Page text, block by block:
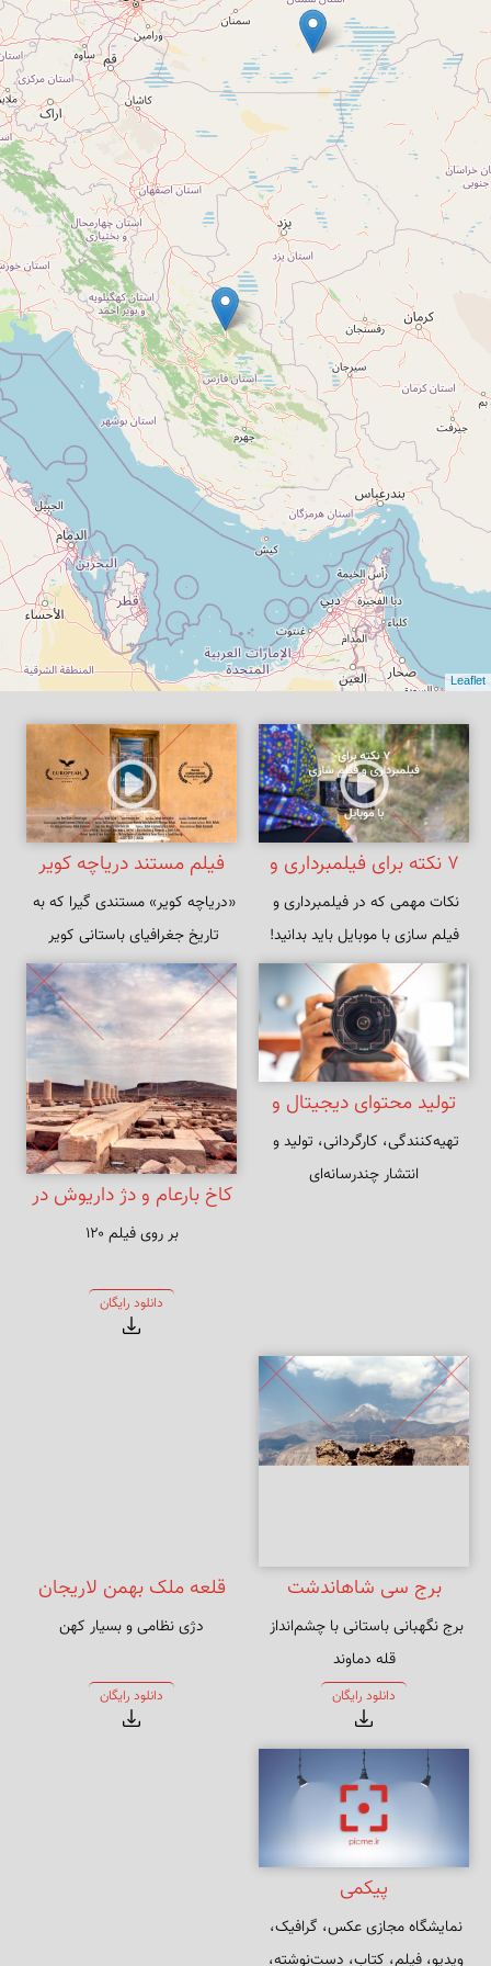
Leaflet
۷ نکته برای فیلمبرداری و
فیلم سازی با موبایل
نکات مهمی که در فیلمبرداری و
فیلم سازی با موبایل باید بدانید!
فیلم مستند دریاچه کویر
«دریاچه کویر» مستندی گیرا که به
تاریخ جغرافیای باستانی کویر
مرکزی ایران می‌پردازد.
تولید محتوای دیجیتال و
دیجیتال مارکتینگ
تهیه‌کنندگی، کارگردانی، تولید و
انتشار چندرسانه‌ای
کاخ بارعام و دژ داریوش در
پاسارگاد
بر روی فیلم ۱۲۰
دانلود رایگان
برج سی شاهاندشت
لاریجان
برج نگهبانی باستانی با چشم‌انداز
قله دماوند
دانلود رایگان
قلعه ملک بهمن لاریجان
دژی نظامی و بسیار کهن
دانلود رایگان
پیکمی
نمایشگاه مجازی عکس، گرافیک،
ویدیو، فیلم، کتاب، دست‌نوشته،